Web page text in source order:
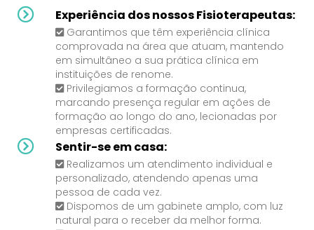
Experiência dos nossos Fisioterapeutas:
Garantimos que têm experiência clínica
comprovada na área que atuam, mantendo
em simultâneo a sua prática clínica em
instituições de renome.
Privilegiamos a formação continua,
marcando presença regular em ações de
formação ao longo do ano, lecionadas por
empresas certificadas.
Sentir-se em casa:
Realizamos um atendimento individual e
personalizado, atendendo apenas uma
pessoa de cada vez.
Dispomos de um gabinete amplo, com luz
natural para o receber da melhor forma.